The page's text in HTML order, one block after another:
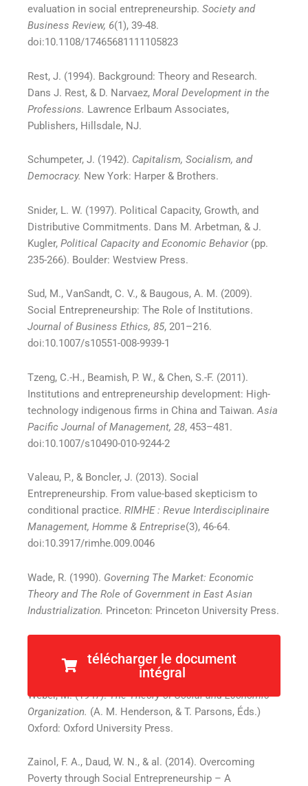
evaluation in social entrepreneurship. Society and
Business Review, 6(1), 39-48.
doi:10.1108/17465681111105823
Rest, J. (1994). Background: Theory and Research.
Dans J. Rest, & D. Narvaez, Moral Development in the
Professions. Lawrence Erlbaum Associates,
Publishers, Hillsdale, NJ.
Schumpeter, J. (1942). Capitalism, Socialism, and
Democracy. New York: Harper & Brothers.
Snider, L. W. (1997). Political Capacity, Growth, and
Distributive Commitments. Dans M. Arbetman, & J.
Kugler, Political Capacity and Economic Behavior(pp.
235-266). Boulder: Westview Press.
Sud, M., VanSandt, C. V., & Baugous, A. M. (2009).
Social Entrepreneurship: The Role of Institutions.
Journal of Business Ethics, 85, 201–216.
doi:10.1007/s10551-008-9939-1
Tzeng, C.-H., Beamish, P. W., & Chen, S.-F. (2011).
Institutions and entrepreneurship development: High-
technology indigenous firms in China and Taiwan.Asia
Pacific Journal of Management, 28, 453–481.
doi:10.1007/s10490-010-9244-2
Valeau, P., & Boncler, J. (2013). Social
Entrepreneurship. From value-based skepticism to
conditional practice. RIMHE : Revue Interdisciplinaire
Management, Homme & Entreprise(3), 46-64.
doi:10.3917/rimhe.009.0046
Wade, R. (1990). Governing The Market: Economic
Theory and The Role of Government in East Asian
Industrialization. Princeton: Princeton University Press.
York: Academic Press.
Weber, M. (1947).The Theory of Social and Economic
Organization. (A. M. Henderson, & T. Parsons, Éds.)
Oxford: Oxford University Press.
Zainol, F. A., Daud, W. N., & al. (2014). Overcoming
Poverty through Social Entrepreneurship – A
télécharger le document
intégral